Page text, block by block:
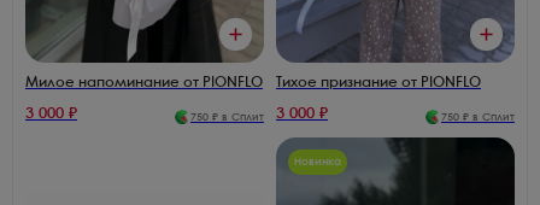
Милое напоминание от PIONFLO
3 000 ₽ 750 ₽ в Сплит
Тихое признание от PIONFLO
3 000 ₽ 750 ₽ в Сплит
Новинка